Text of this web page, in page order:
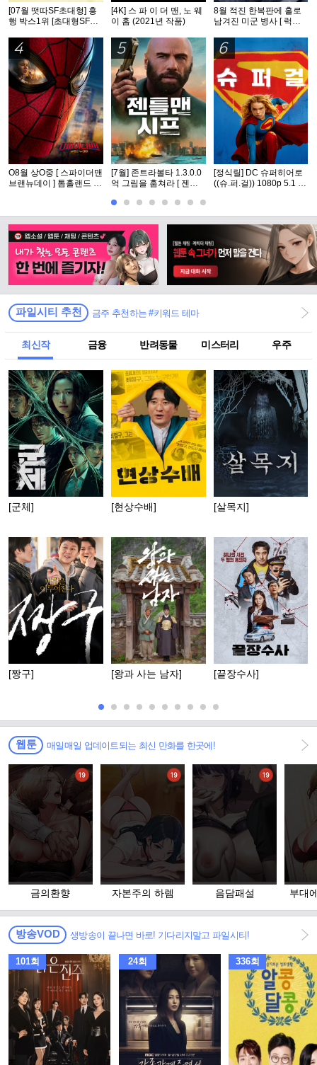
[07월 떳따SF초대형] 흥
행 박스1위 [초대형SF대
식자막
[4K] 스 파 이 더 맨, 노 웨
이 홈 (2021년 작품)
8월 적진 한복판에 홀로
남겨진 미군 병사 [ 럭키
완벽자막
4
O8월 상O중 [ 스파이더맨
브랜뉴데이 ] 톰홀랜드 -
5
[7월] 존트라볼타 1.3.0.0
억 그림을 훔쳐라 [ 젠틀
6
[정식릴] DC 슈퍼히어로
((슈.퍼.걸)) 1080p 5.1 공
파일시티 추천 금주 추천하는 #키워드 테마
최신작 금융 반려동물 미스터리 우주
[군체] [현상수배] [살목지]
[짱구] [왕과 사는 남자] [끝장수사]
웹툰 매일매일 업데이트되는 최신 만화를 한곳에!
금의환향 자본주의 하렘 음담패설
부대
방송VOD 생방송이 끝나면 바로! 기다리지말고 파일시티!
101회 24회 336회